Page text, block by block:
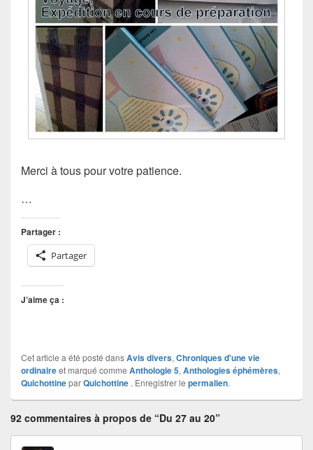
Merci à tous pour votre patience.
…
Partager :
Partager
J’aime ça :
Cet article a été posté dansAvis divers, Chroniques d'une vie
ordinaireet marqué comme Anthologie 5, Anthologies éphémères,
QuichottineparQuichottine . Enregistrer le permalien.
92 commentaires à propos de “Du 27 au 20”